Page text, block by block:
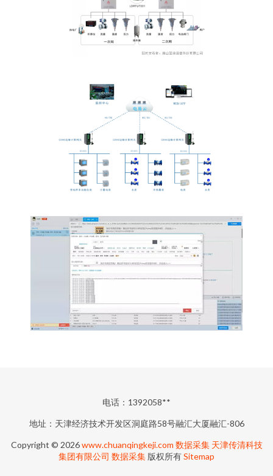
电话：1392058**
地址：天津经济技术开发区洞庭路58号融汇大厦融汇-806
Copyright © 2026www.chuanqingkeji.com 数据采集 天津传清科技
集团有限公司 数据采集 版权所有Sitemap